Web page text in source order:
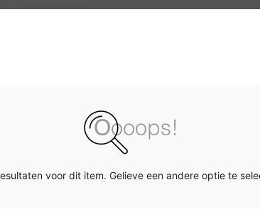
voor dit item. Gelieve een andere optie te